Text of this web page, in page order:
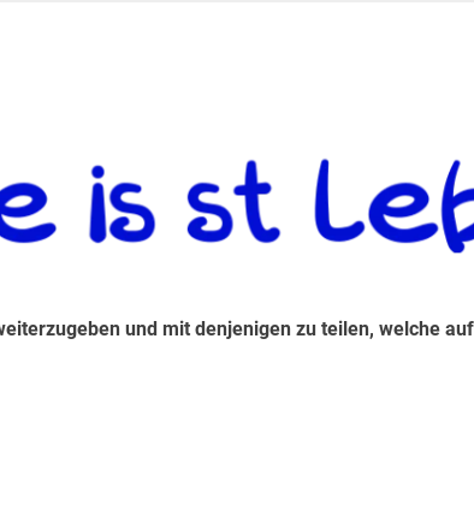
und mit denjenigen zu teilen, welche